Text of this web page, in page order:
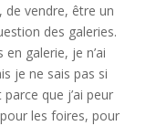
de vendre, être un
des galeries.
galerie, je n’ai
je ne sais pas si
que j’ai peur
les foires, pour